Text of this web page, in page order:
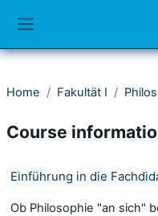
Home Fakultät I
Course
Einführung in die
Ob Philosophie "an sich"